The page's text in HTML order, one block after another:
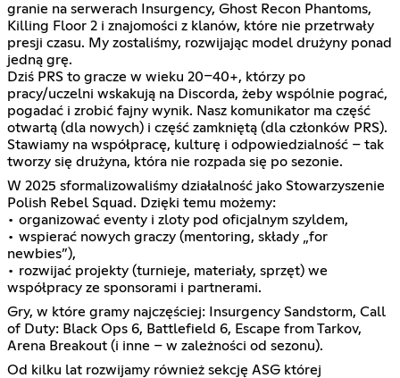
granie na serwerach Insurgency, Ghost Recon Phantoms,
Killing Floor 2 i znajomości z klanów, które nie przetrwały
presji czasu. My zostaliśmy, rozwijając model drużyny ponad
jedną grę.
Dziś PRS to gracze w wieku 20–40+, którzy po
pracy/uczelni wskakują na Discorda, żeby wspólnie pograć,
pogadać i zrobić fajny wynik. Nasz komunikator ma część
otwartą (dla nowych) i część zamkniętą (dla członków PRS).
Stawiamy na współpracę, kulturę i odpowiedzialność – tak
tworzy się drużyna, która nie rozpada się po sezonie.
W 2025 sformalizowaliśmy działalność jako Stowarzyszenie
Polish Rebel Squad. Dzięki temu możemy:
• organizować eventy i zloty pod oficjalnym szyldem,
• wspierać nowych graczy (mentoring, składy „for
newbies”),
• rozwijać projekty (turnieje, materiały, sprzęt) we
współpracy ze sponsorami i partnerami.
Gry, w które gramy najczęściej: Insurgency Sandstorm, Call
of Duty: Black Ops 6, Battlefield 6, Escape from Tarkov,
Arena Breakout (i inne – w zależności od sezonu).
Od kilku lat rozwijamy również sekcję ASG której